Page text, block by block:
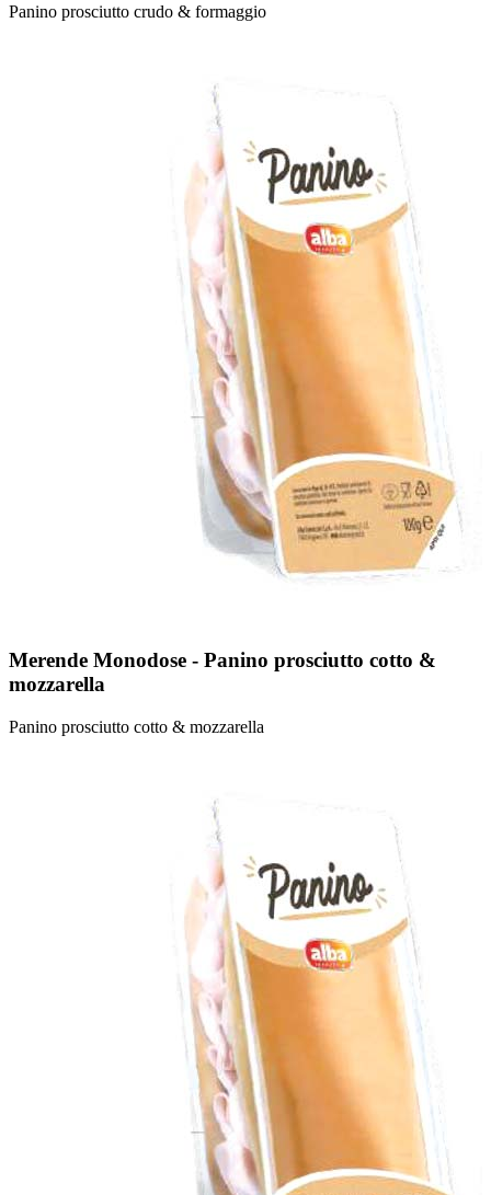
Panino prosciutto crudo & formaggio
Merende Monodose - Panino prosciutto cotto &
mozzarella
Panino prosciutto cotto & mozzarella